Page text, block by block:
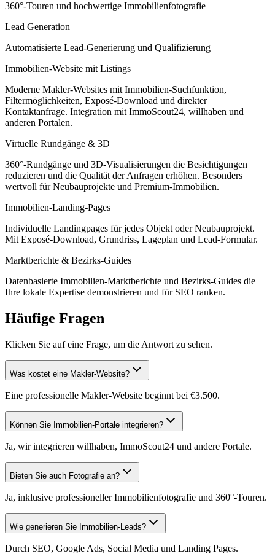
360°-Touren und hochwertige Immobilienfotografie
Lead Generation
Automatisierte Lead-Generierung und Qualifizierung
Immobilien-Website mit Listings
Moderne Makler-Websites mit Immobilien-Suchfunktion,
Filtermöglichkeiten, Exposé-Download und direkter
Kontaktanfrage. Integration mit ImmoScout24, willhaben und
anderen Portalen.
Virtuelle Rundgänge & 3D
360°-Rundgänge und 3D-Visualisierungen die Besichtigungen
reduzieren und die Qualität der Anfragen erhöhen. Besonders
wertvoll für Neubauprojekte und Premium-Immobilien.
Immobilien-Landing-Pages
Individuelle Landingpages für jedes Objekt oder Neubauprojekt.
Mit Exposé-Download, Grundriss, Lageplan und Lead-Formular.
Marktberichte & Bezirks-Guides
Datenbasierte Immobilien-Marktberichte und Bezirks-Guides die
Ihre lokale Expertise demonstrieren und für SEO ranken.
Häufige Fragen
Klicken Sie auf eine Frage, um die Antwort zu sehen.
Was kostet eine Makler-Website?
Eine professionelle Makler-Website beginnt bei €3.500.
Können Sie Immobilien-Portale integrieren?
Ja, wir integrieren willhaben, ImmoScout24 und andere Portale.
Bieten Sie auch Fotografie an?
Ja, inklusive professioneller Immobilienfotografie und 360°-Touren.
Wie generieren Sie Immobilien-Leads?
Durch SEO, Google Ads, Social Media und Landing Pages.